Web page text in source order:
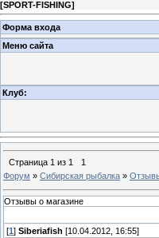
[SPORT-FISHING]
Форма входа
Меню сайта
Клуб:
Страница 1 из 1
1
Форум » Сибирская рыбалка »
Отзывы о магазине
[1] Siberiafish [10.04.2012, 16:55]